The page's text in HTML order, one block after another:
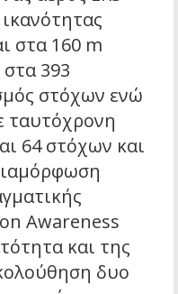
στα 160 m
στα 393
στόχων ενώ
ταυτόχρονη
64 στόχων και
Awareness
και της
δυο